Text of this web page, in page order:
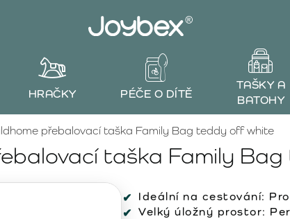
HRAČKY PÉČE O DÍTĚ
TAŠKY A
BATOHY
taška Family
přebalovací taška Family Bag teddy off white
Ideální na cestování:
Velký úložný prostor: